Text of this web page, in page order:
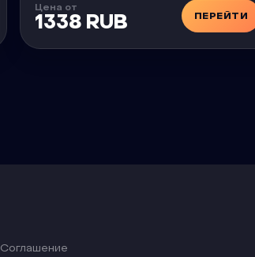
Цена от
1338 RUB ПЕРЕЙТИ
Соглашение